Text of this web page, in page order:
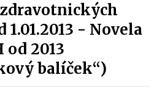
zdravotnických
- Novela
od 2013
balíček“)